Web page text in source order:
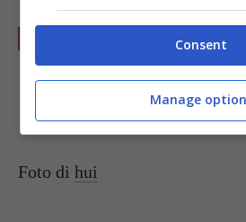
restante salsa nuoc mam
Foto di hui
Consent
Manage